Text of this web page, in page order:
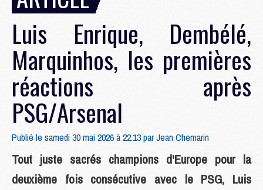
Luis Enrique, Dembélé,
Marquinhos, les premières
réactions après
PSG/Arsenal
Publié le samedi 30 mai 2026 à 22:13 parJean Chemarin
Tout juste sacrés champions d'Europe pour la
deuxième fois consécutive avec le PSG, Luis